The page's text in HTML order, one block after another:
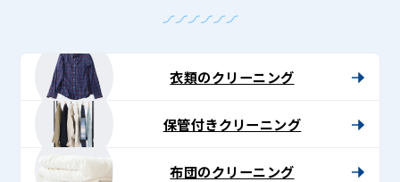
衣類のクリーニング
保管付きクリーニング
布団のクリーニング